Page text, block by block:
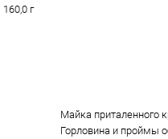
160,0 г
Майка приталенного
Горловина и проймы